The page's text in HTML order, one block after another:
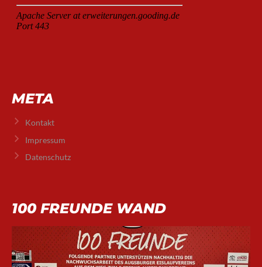
META
Kontakt
Impressum
Datenschutz
100 FREUNDE WAND